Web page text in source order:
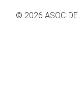
© 2026